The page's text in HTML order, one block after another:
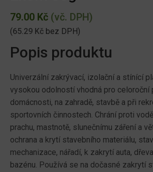
79.00 Kč (vč. DPH)
(65.29 Kč bez DPH)
Popis produktu
Univerzální zakrývací, izolační a stínící
vysokou odolností vhodná pro celoroční
domácnosti, na zahradě, stavbě a při
sportovních činnostech. Chrání proti
prachu, mastnotě, slunečnímu záření a
ochrana a krytí stavebního materiálu,
mechanizace, nářadí, k zakrytí auta,
bazénu. Používá se na dočasné zakrytí